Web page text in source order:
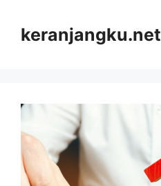
contentkeranjangku.net